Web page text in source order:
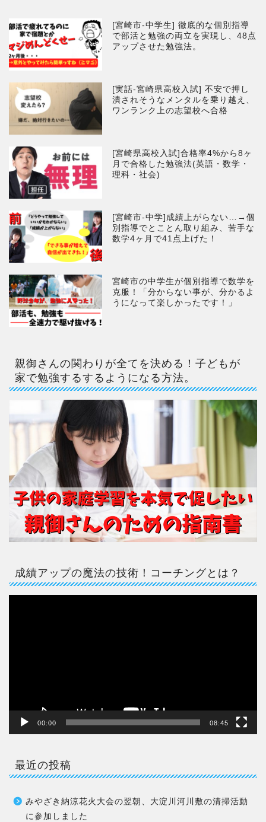
[宮崎市-中学生] 徹底的な個別指導
で部活と勉強の両立を実現し、48点
アップさせた勉強法。
[実話-宮崎県高校入試] 不安で押し
潰されそうなメンタルを乗り越え、
ワンランク上の志望校へ合格
[宮崎県高校入試]合格率4%から8ヶ
月で合格した勉強法(英語・数学・
理科・社会)
[宮崎市-中学]成績上がらない…→個
別指導でとことん取り組み、苦手な
数学4ヶ月で41点上げた！
宮崎市の中学生が個別指導で数学を
克服！「分からない事が、分かるよ
うになって楽しかったです！」
親御さんの関わりが全てを決める！子どもが
家で勉強するするようになる方法。
成績アップの魔法の技術！コーチングとは？
00:00 08:45
最近の投稿
みやざき納涼花火大会の翌朝、大淀川河川敷の清掃活動
に参加しました